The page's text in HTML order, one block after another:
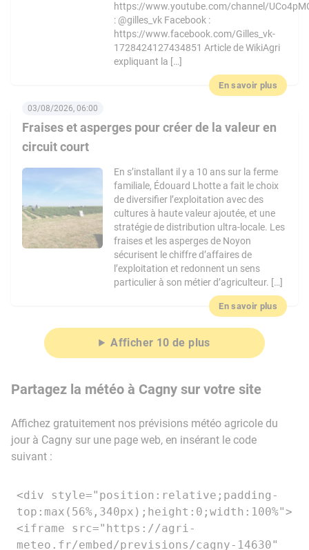
https://www.youtube.com/channel/
: @gilles_vk Facebook :
https://www.facebook.com/Gilles_vk-
1728424127434851 Article de WikiAgri
expliquant la […]
En savoir plus
Fraises et asperges pour créer de la valeur en
circuit court
03/08/2026, 06:00
En s’installant il y a 10 ans sur la ferme
familiale, Édouard Lhotte a fait le choix
de diversifier l’exploitation avec des
cultures à haute valeur ajoutée, et une
stratégie de distribution ultra-locale. Les
fraises et les asperges de Noyon
sécurisent le chiffre d’affaires de
l’exploitation et redonnent un sens
particulier à son métier d’agriculteur. […]
En savoir plus
Afficher 10 de plus
Partagez la météo à Cagny sur votre site
Affichez gratuitement nos prévisions météo agricole du
jour à Cagny sur une page web, en insérant le code
suivant :